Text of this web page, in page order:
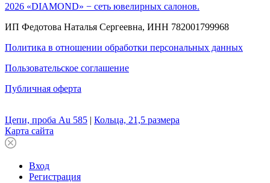
2026 «DIAMOND» − сеть ювелирных салонов.
ИП Федотова Наталья Сергеевна, ИНН 782001799968
Политика в отношении обработки персональных данных
Пользовательское соглашение
Публичная оферта
Цепи, проба Au 585 | Кольца, 21,5 размера
Карта сайта
Вход
Регистрация